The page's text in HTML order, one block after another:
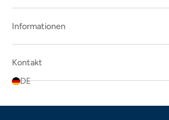
Informationen
Kontakt
DE